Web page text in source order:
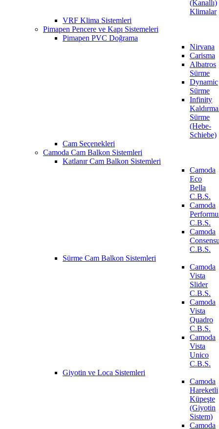
(Kanallı)
Klimalar
VRF Klima Sistemleri
Pimapen Pencere ve Kapı Sistemeleri
Pimapen PVC Doğrama
Nirvana
Carisma
Albatros
Sürme
Dynamic
Sürme
Infinity
Sürme
(Hebe-
Schiebe)
Cam Seçenekleri
Camoda Cam Balkon Sistemleri
Katlanır Cam Balkon Sistemleri
Camoda
Eco
Bella
C.B.S.
Camoda
C.B.S.
Camoda
C.B.S.
Sürme Cam Balkon Sistemleri
Camoda
Vista
Slider
C.B.S.
Camoda
Vista
Quadro
C.B.S.
Camoda
Vista
Unico
C.B.S.
Giyotin ve Loca Sistemleri
Camoda
Hareketli
Küpeşte
(Giyotin
Sistem)
Camoda